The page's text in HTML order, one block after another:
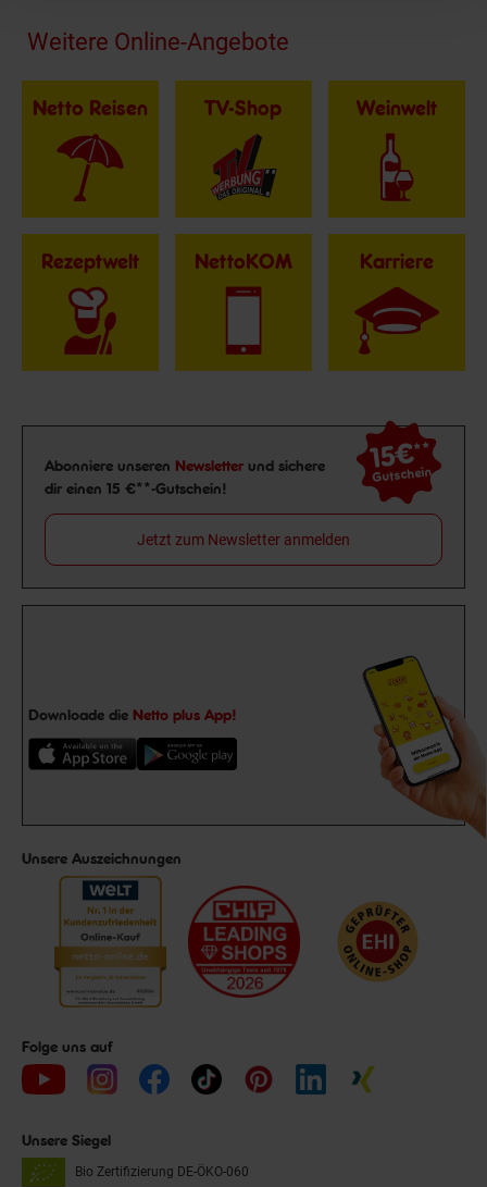
Fußzeile
Weitere Online-Angebote
Netto Reisen TV-Shop Weinwelt
Rezeptwelt NettoKOM Karriere
Newsletter Anmeldung
Abonniere unseren Newsletter und sichere
dir einen 15 €**-Gutschein!
15€**
Gutschein
Jetzt zum Newsletter anmelden
Downloade die Netto plus App!
Unsere Auszeichnungen
Folge uns auf
Unsere Siegel
Bio Zertifizierung DE-ÖKO-060